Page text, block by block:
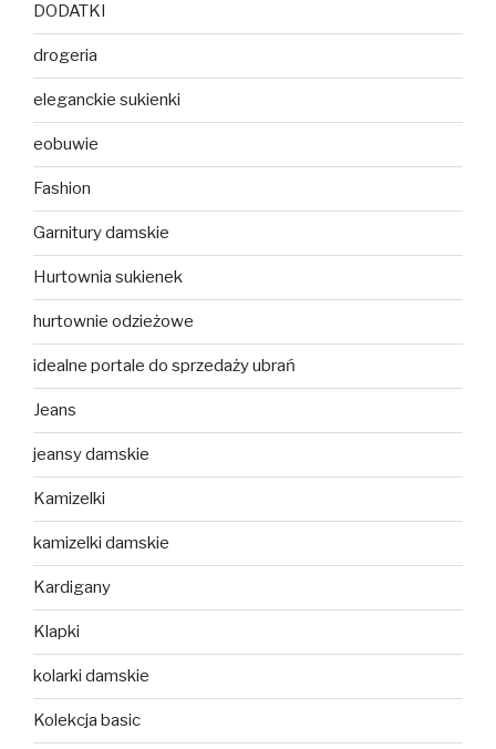
DODATKI
drogeria
eleganckie sukienki
eobuwie
Fashion
Garnitury damskie
Hurtownia sukienek
hurtownie odzieżowe
idealne portale do sprzedaży ubrań
Jeans
jeansy damskie
Kamizelki
kamizelki damskie
Kardigany
Klapki
kolarki damskie
Kolekcja basic